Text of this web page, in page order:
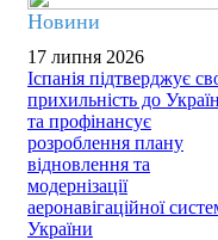
Новини
17 липня 2026
Іспанія підтверджує
прихильність до
та профінансує
розроблення плану
відновлення та
модернізації
аеронавігаційної
України